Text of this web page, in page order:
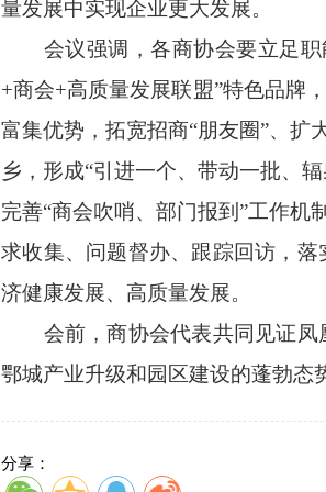
量发展中实现企业更大发展。
会议强调，各商协会要立足职
+商会+高质量发展联盟”特色品牌
富集优势，拓宽招商“朋友圈”、扩
乡，形成“引进一个、带动一批、
完善“商会吹哨、部门报到”工作机
求收集、问题督办、跟踪回访，
济健康发展、高质量发展。
会前，商协会代表共同见证凤
鄂城产业升级和园区建设的蓬勃态
分享：